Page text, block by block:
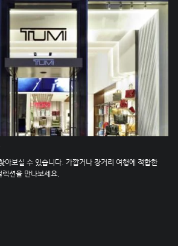
아보실 수 있습니다. 가깝거나 장거리 여행에 적합한
션을 만나보세요.